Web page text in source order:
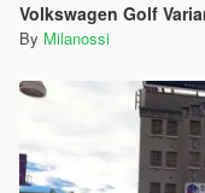
Volkswagen Golf Variant
By Milanossi